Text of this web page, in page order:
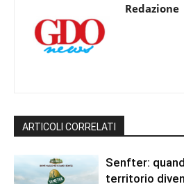
Redazione
ARTICOLI CORRELATI
Senfter:
territorio